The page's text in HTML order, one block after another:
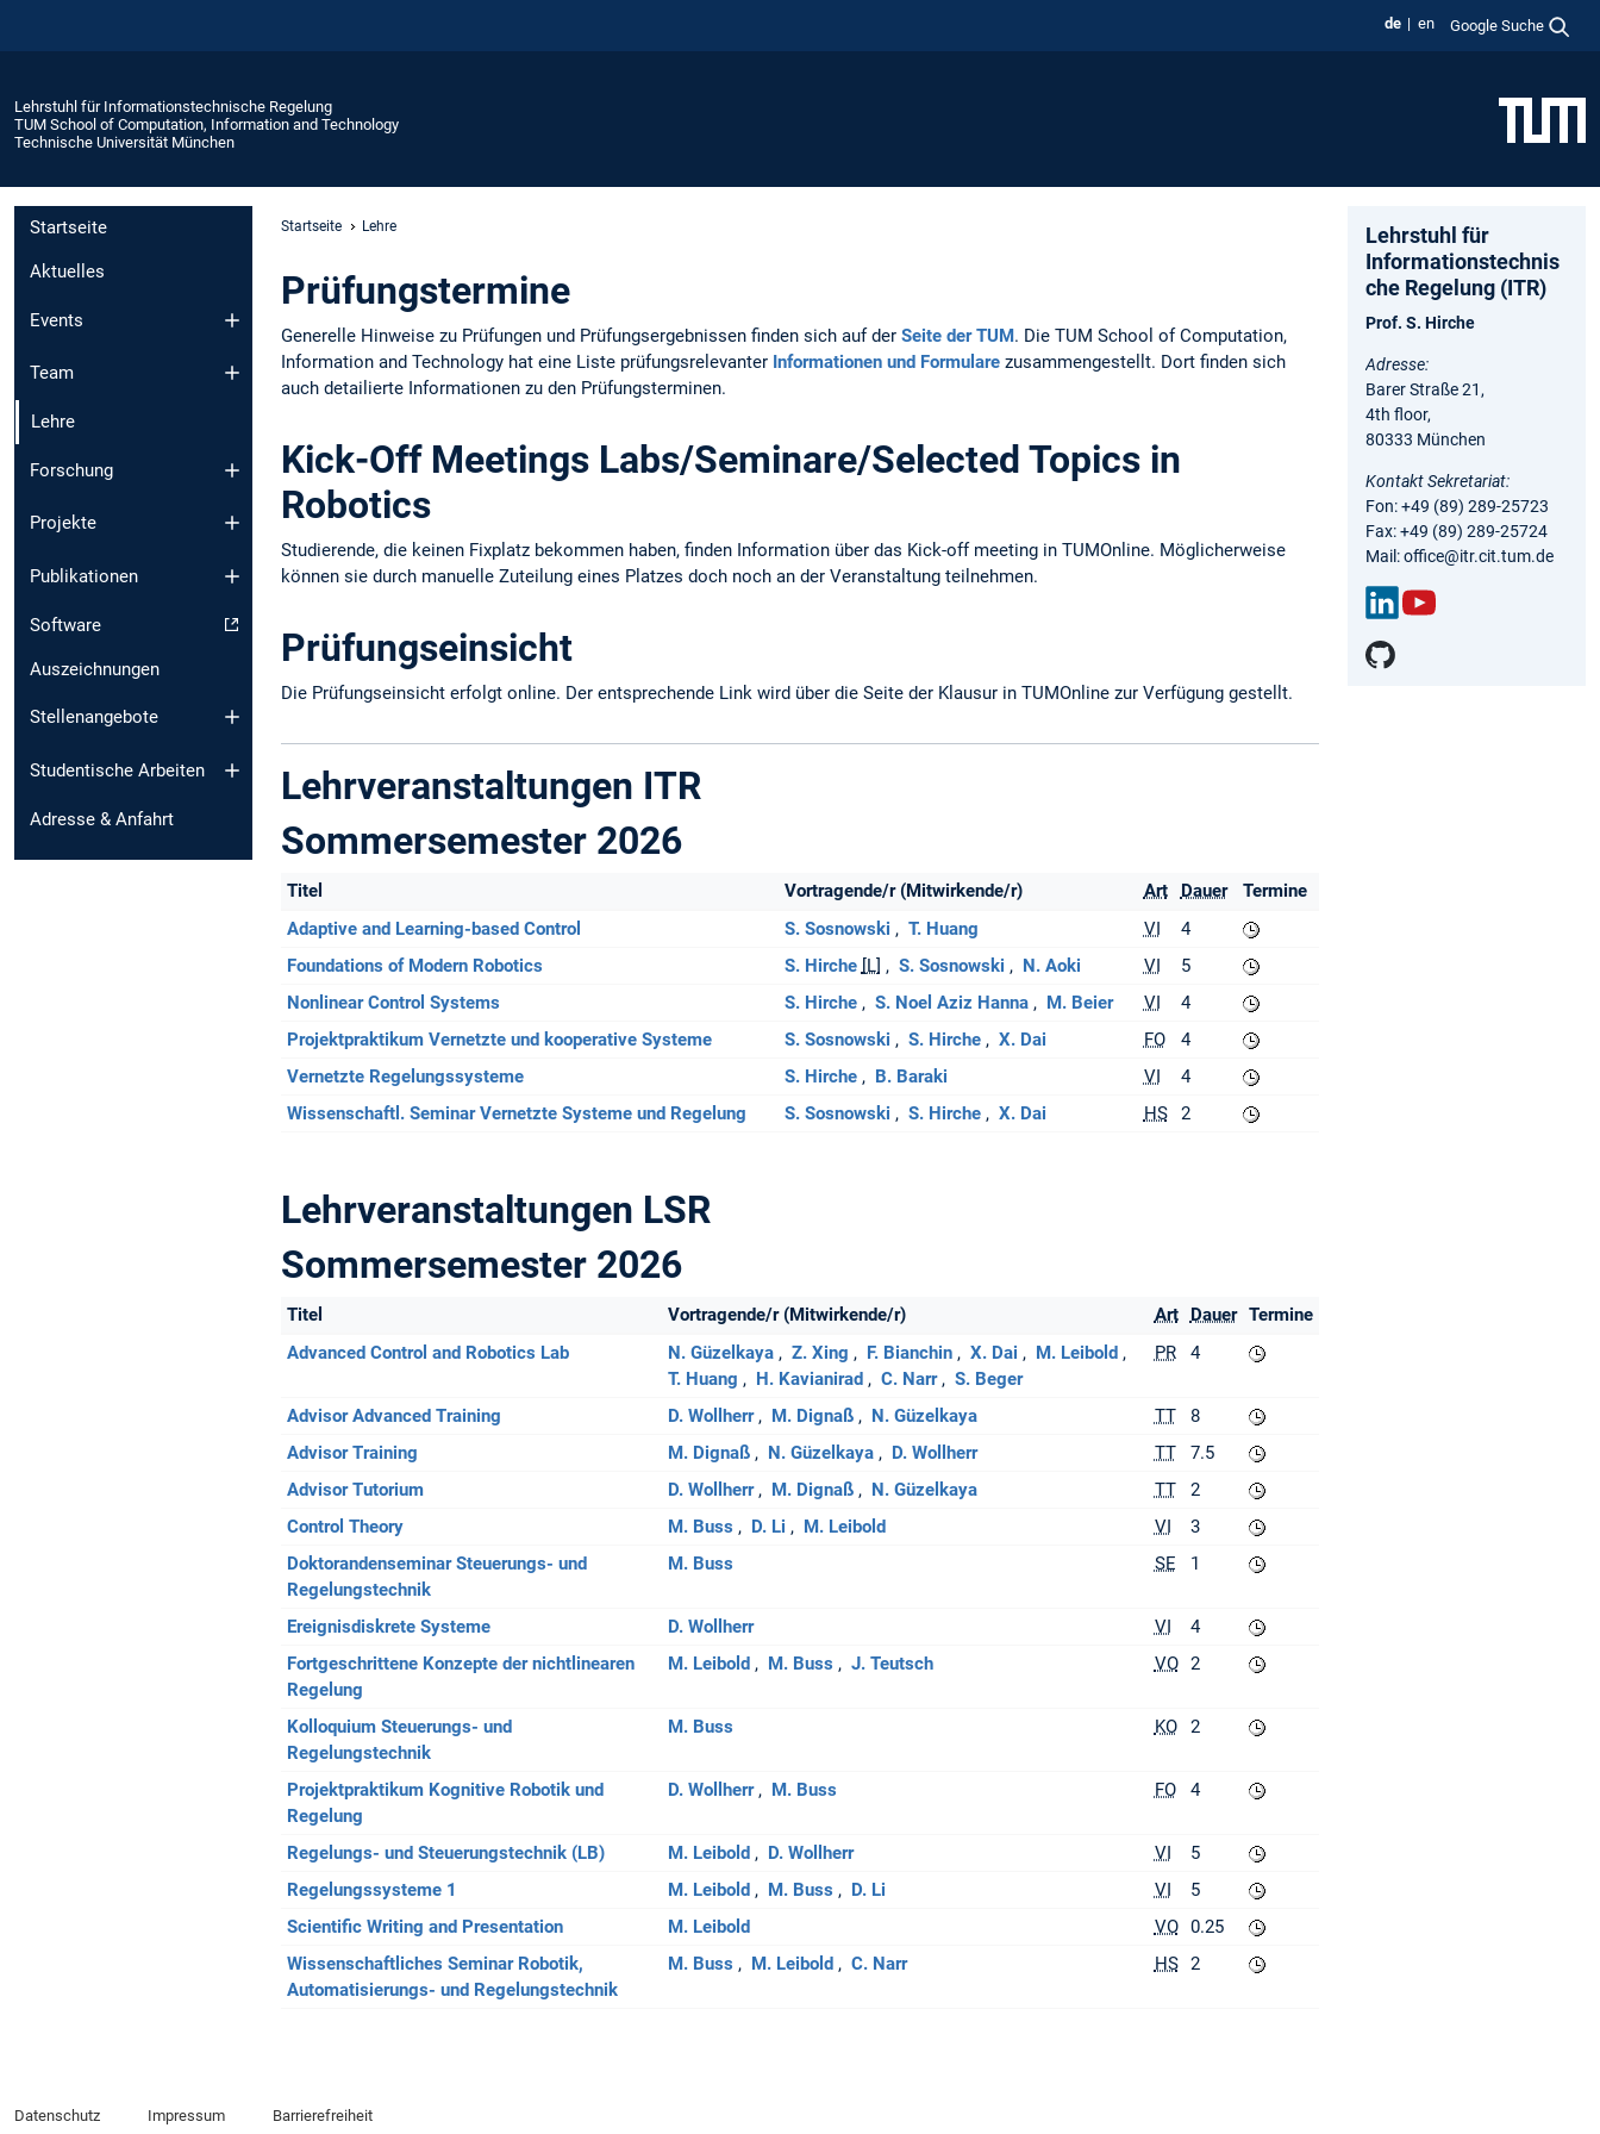
de en Google Suche
Lehrstuhl für Informationstechnische Regelung
TUM School of Computation, Information and Technology
Technische Universität München
Startseite
Aktuelles
Events
Team
Lehre
Forschung
Projekte
Publikationen
Software
Auszeichnungen
Stellenangebote
Studentische Arbeiten
Adresse & Anfahrt
Startseite Lehre
Prüfungstermine
Generelle Hinweise zu Prüfungen und Prüfungsergebnissen finden sich auf der Seite der TUM. Die TUM School of Computation,
Information and Technology hat eine Liste prüfungsrelevanter Informationen und Formulare zusammengestellt. Dort finden sich
auch detailierte Informationen zu den Prüfungsterminen.
Kick-Off Meetings Labs/Seminare/Selected Topics in
Robotics
Studierende, die keinen Fixplatz bekommen haben, finden Information über das Kick-off meeting in TUMOnline. Möglicherweise
können sie durch manuelle Zuteilung eines Platzes doch noch an der Veranstaltung teilnehmen.
Prüfungseinsicht
Die Prüfungseinsicht erfolgt online. Der entsprechende Link wird über die Seite der Klausur in TUMOnline zur Verfügung gestellt.
Lehrveranstaltungen ITR
Sommersemester 2026
Titel Vortragende/r (Mitwirkende/r) Art Dauer
Termine
Adaptive and Learning-based Control
S. Sosnowski T. Huang VI
4
Foundations of Modern Robotics
S. Hirche [L] S. Sosnowski N. Aoki VI
5
Nonlinear Control Systems
S. Hirche S. Noel Aziz Hanna M. Beier VI
4
Projektpraktikum Vernetzte und kooperative Systeme
S. Sosnowski S. Hirche X. Dai FO
4
Vernetzte Regelungssysteme
S. Hirche B. Baraki VI
4
Wissenschaftl. Seminar Vernetzte Systeme und Regelung
S. Sosnowski S. Hirche X. Dai HS 2
Lehrveranstaltungen LSR
Sommersemester 2026
Titel Vortragende/r (Mitwirkende/r) Art Dauer Termine
Advanced Control and Robotics Lab
N. Güzelkaya Z. Xing F. Bianchin X. Dai
M. Leibold
T. Huang
H. Kavianirad C. Narr S. Beger
PR 4
Advisor Advanced Training D. Wollherr M. Dignaß N. Güzelkaya TT
8
Advisor Training
M. Dignaß N. Güzelkaya D. Wollherr TT
7.5
Advisor Tutorium
D. Wollherr M. Dignaß N. Güzelkaya TT
2
Control Theory
M. Buss D. Li M. Leibold VI
3
Doktorandenseminar Steuerungs- und
Regelungstechnik
M. Buss SE 1
Ereignisdiskrete Systeme D. Wollherr VI
4
Fortgeschrittene Konzepte der nichtlinearen
Regelung
M. Leibold M. Buss J. Teutsch VO 2
Kolloquium Steuerungs- und
Regelungstechnik
M. Buss KO 2
Projektpraktikum Kognitive Robotik und
Regelung
D. Wollherr M. Buss FO 4
Regelungs- und Steuerungstechnik (LB) M. Leibold D. Wollherr VI
5
Regelungssysteme 1
M. Leibold M. Buss D. Li VI
5
Scientific Writing and Presentation
M. Leibold VO 0.25
Wissenschaftliches Seminar Robotik,
Automatisierungs- und Regelungstechnik
M. Buss M. Leibold C. Narr HS 2
Lehrstuhl für
Informationstechnis
che Regelung (ITR)
Prof. S. Hirche
Adresse:
Barer Straße 21,
4th floor,
80333 München
Kontakt Sekretariat:
Fon: +49 (89) 289-25723
Fax: +49 (89) 289-25724
Mail: office@itr.cit.tum.de
Link
edIn
Datenschutz Impressum Barrierefreiheit